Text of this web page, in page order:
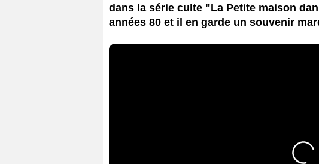
dans la série culte "La Petite maison
années 80 et il en garde un souvenir